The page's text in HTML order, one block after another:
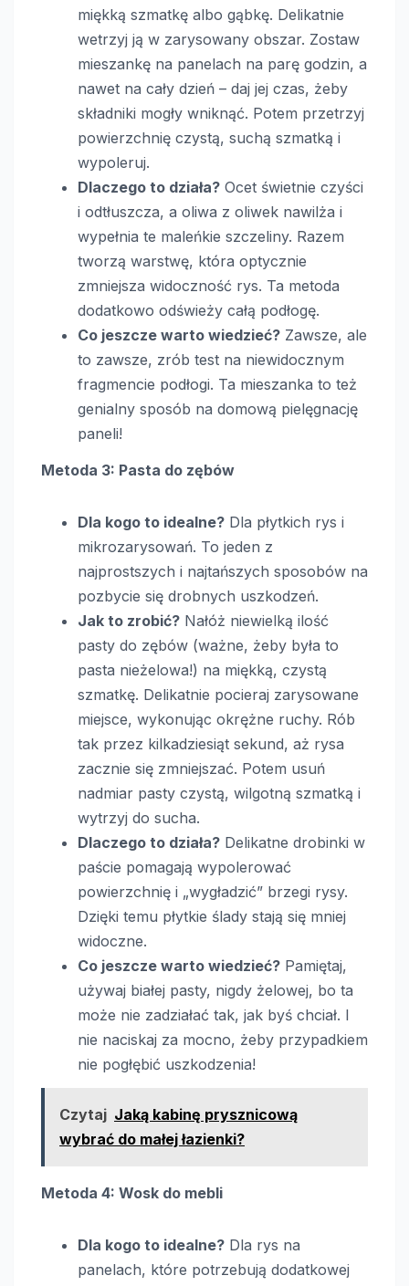
miękką szmatkę albo gąbkę. Delikatnie
wetrzyj ją w zarysowany obszar. Zostaw
mieszankę na panelach na parę godzin, a
nawet na cały dzień – daj jej czas, żeby
składniki mogły wniknąć. Potem przetrzyj
powierzchnię czystą, suchą szmatką i
wypoleruj.
Dlaczego to działa? Ocet świetnie czyści
i odtłuszcza, a oliwa z oliwek nawilża i
wypełnia te maleńkie szczeliny. Razem
tworzą warstwę, która optycznie
zmniejsza widoczność rys. Ta metoda
dodatkowo odświeży całą podłogę.
Co jeszcze warto wiedzieć? Zawsze, ale
to zawsze, zrób test na niewidocznym
fragmencie podłogi. Ta mieszanka to też
genialny sposób na domową pielęgnację
paneli!
Metoda 3: Pasta do zębów
Dla kogo to idealne? Dla płytkich rys i
mikrozarysowań. To jeden z
najprostszych i najtańszych sposobów na
pozbycie się drobnych uszkodzeń.
Jak to zrobić? Nałóż niewielką ilość
pasty do zębów (ważne, żeby była to
pasta nieżelowa!) na miękką, czystą
szmatkę. Delikatnie pocieraj zarysowane
miejsce, wykonując okrężne ruchy. Rób
tak przez kilkadziesiąt sekund, aż rysa
zacznie się zmniejszać. Potem usuń
nadmiar pasty czystą, wilgotną szmatką i
wytrzyj do sucha.
Dlaczego to działa? Delikatne drobinki w
paście pomagają wypolerować
powierzchnię i „wygładzić” brzegi rysy.
Dzięki temu płytkie ślady stają się mniej
widoczne.
Co jeszcze warto wiedzieć? Pamiętaj,
używaj białej pasty, nigdy żelowej, bo ta
może nie zadziałać tak, jak byś chciał. I
nie naciskaj za mocno, żeby przypadkiem
nie pogłębić uszkodzenia!
Czytaj Jaką kabinę prysznicową
wybrać do małej łazienki?
Metoda 4: Wosk do mebli
Dla kogo to idealne? Dla rys na
panelach, które potrzebują dodatkowej